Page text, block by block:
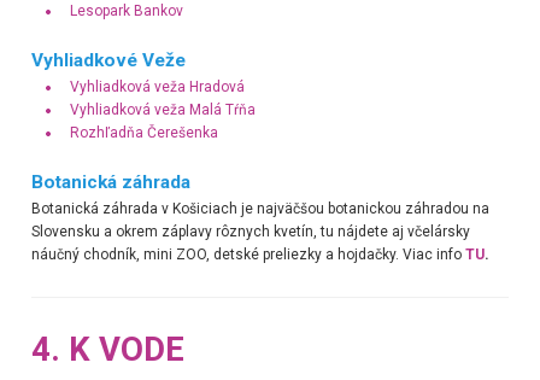
Lesopark Bankov
Vyhliadkové Veže
Vyhliadková veža Hradová
Vyhliadková veža Malá Tŕňa
Rozhľadňa Čerešenka
Botanická záhrada
Botanická záhrada v Košiciach je najväčšou botanickou záhradou na
Slovensku a okrem záplavy rôznych kvetín, tu nájdete aj včelársky
náučný chodník, mini ZOO, detské preliezky a hojdačky. Viac info TU.
4. K VODE